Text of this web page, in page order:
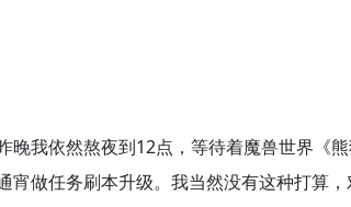
晚我依然熬夜到12点，等待着魔兽世界《
宵做任务刷本升级。我当然没有这种打算